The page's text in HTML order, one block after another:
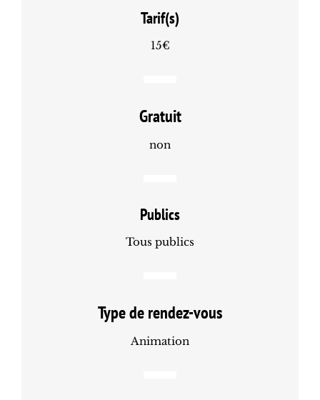
Tarif(s)
15€
Gratuit
non
Publics
Tous publics
Type de rendez-vous
Animation